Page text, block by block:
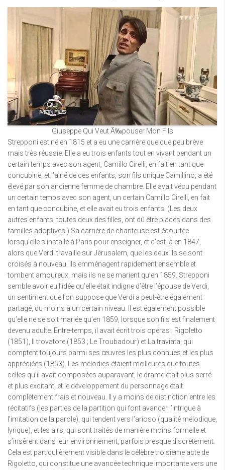
Giuseppe Qui Veut Ã‰pouser Mon Fils
Strepponi est né en 1815 et a eu une carrière quelque peu brève
mais très réussie. Elle a eu trois enfants tout en vivant pendant un
certain temps avec son agent, Camillo Cirelli, en fait en tant que
concubine, et l’aîné de ces enfants, son fils unique Camillino, a été
élevé par son ancienne femme de chambre. Elle avait vécu pendant
un certain temps avec son agent, un certain Camillo Cirelli, en fait
en tant que concubine, et elle avait eu trois enfants. (Les deux
autres enfants, toutes deux des filles, ont dû être placés dans des
familles adoptives.) Sa carrière de chanteuse est écourtée
lorsqu’elle s’installe à Paris pour enseigner, et c’est là en 1847,
alors que Verdi travaille sur Jérusalem, que les deux ils se sont
croisés à nouveau. Ils emménagent rapidement ensemble et
tombent amoureux, mais ils ne se marient qu’en 1859. Strepponi
semble avoir eu l’idée qu’elle était indigne d’être l’épouse de Verdi,
un sentiment que l’on suppose que Verdi a peut-être également
partagé, du moins à un certain niveau. Il est également possible
qu’elle ne se soit mariée qu’en 1859, lorsque son fils est finalement
devenu adulte. Entre-temps, il avait écrit trois opéras : Rigoletto
(1851), Il trovatore (1853 ; Le Troubadour) et La traviata, qui
comptent toujours parmi ses œuvres les plus connues et les plus
appréciées (1853). Les mélodies étaient meilleures que toutes
celles qu’il avait composées auparavant, le drame était plus serré
et plus excitant, et le développement du personnage était
complètement frais et nouveau. Il y a moins de distinction entre les
récitatifs (les parties de la partition qui font avancer l’intrigue à
l’imitation de la parole), qui tendent vers l’arioso (qualité mélodique,
lyrique), et les airs, qui sont traités de manière moins formelle et
s’insèrent dans leur environnement, parfois presque discrètement.
Cela est particulièrement visible dans le célèbre troisième acte de
Rigoletto, qui constitue une avancée technique importante vers une